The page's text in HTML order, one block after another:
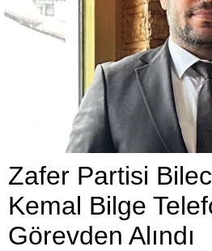
Zafer Partisi
Kemal Bilge
Görevden Alındı